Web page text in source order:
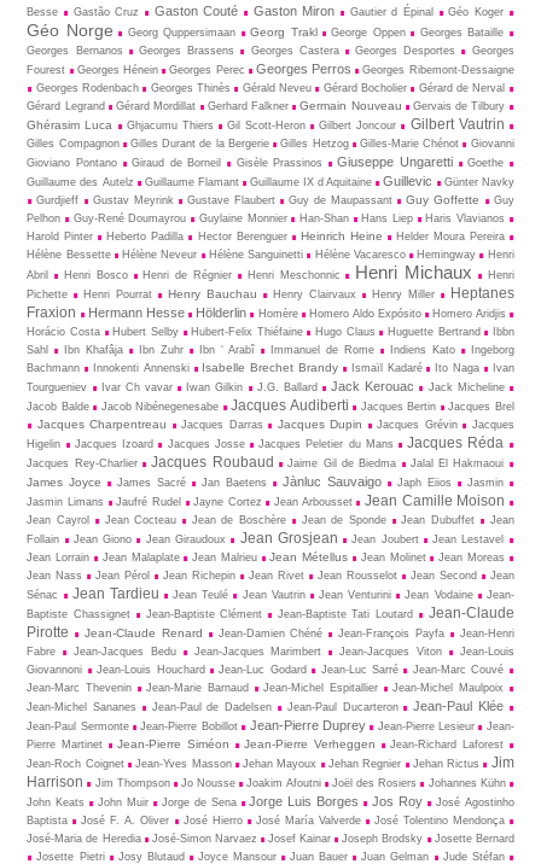
Besse
Gastão Cruz Gaston Couté Gaston Miron Gautier d Épinal Géo Koger
Géo Norge Georg Quppersimaan Georg Trakl George Oppen
Georges Bataille
Georges Bernanos
Georges Brassens Georges Castera Georges Desportes
Georges
Fourest
Georges Hénein Georges Perec Georges Perros
Georges Ribemont-Dessaigne
Georges Rodenbach
Georges Thinès Gérald Neveu Gérard Bocholier
Gérard de Nerval
Gérard Legrand
Gérard Mordillat Gerhard Falkner Germain Nouveau Gervais de Tilbury
Ghérasim Luca Ghjacumu Thiers Gil Scott-Heron Gilbert Joncour Gilbert Vautrin
Gilles Compagnon Gilles Durant de la Bergerie Gilles Hetzog Gilles-Marie Chénot
Giovanni
Gioviano Pontano
Giraud de Borneil Gisèle Prassinos Giuseppe Ungaretti
Goethe
Guillaume des Autelz
Guillaume Flamant Guillaume IX d Aquitaine Guillevic
Günter Navky
Gurdjieff
Gustav Meyrink Gustave Flaubert Guy de Maupassant Guy Goffette
Guy
Pelhon
Guy-René Dou­may­rou Guylaine Monnier Han-Shan Hans Liep
Haris Vlavianos
Harold Pinter
Heberto Padilla Hector Berenguer Heinrich Heine
Helder Moura Pereira
Hélène Bessette
Hélène Neveur Hélène Sanguinetti Hélène Vacaresco Hemingway
Henri
Abril
Henri Bosco Henri de Régnier Henri Meschonnic Henri Michaux
Henri
Pichette
Henri Pourrat Henry Bauchau Henry Clairvaux Henry Miller
Heptanes
Fraxion
Hermann Hesse Hölderlin Homère Homero Aldo Expósito
Homero Aridjis
Horácio Costa
Hubert Selby Hubert-Felix Thiéfaine Hugo Claus Huguette Bertrand
Ibbn
Sahl
Ibn Khafâja Ibn Zuhr Ibn ‘ Arabî Immanuel de Rome Indiens Kato
Ingeborg
Bachmann
Innokenti Annenski Isabelle Brechet Brandy Ismaïl Kadaré Ito Naga
Ivan
Tourgueniev
Ivar Ch vavar Iwan Gilkin J.G. Ballard Jack Kerouac
Jack Micheline
Jacob Balde
Jacob Nibénegenesabe Jacques Audiberti Jacques Bertin Jacques Brel
Jacques Charpentreau Jacques Darras Jacques Dupin Jacques Grévin
Jacques
Higelin
Jacques Izoard Jacques Josse Jacques Peletier du Mans Jacques Réda
Jacques Rey-Charlier Jacques Roubaud Jaime Gil de Biedma Jalal El Hakmaoui
James Joyce James Sacré Jan Baetens Jànluc Sauvaigo Japh Eiios
Jasmin
Jasmin Limans
Jaufré Rudel Jayne Cortez Jean Arbousset Jean Camille Moison
Jean Cayrol Jean Cocteau Jean de Boschère Jean de Sponde Jean Dubuffet
Jean
Follain
Jean Giono Jean Giraudoux Jean Grosjean Jean Joubert
Jean Lestavel
Jean Lorrain
Jean Malaplate Jean Malrieu Jean Métellus Jean Molinet
Jean Moreas
Jean Nass
Jean Pérol Jean Richepin Jean Rivet Jean Rousselot Jean Second
Jean
Sénac
Jean Tardieu Jean Teulé Jean Vautrin Jean Venturini Jean Vodaine
Jean-
Baptiste Chassignet
Jean-Baptiste Clément Jean-Baptiste Tati Loutard
Jean-Claude
Pirotte
Jean-Claude Renard Jean-Damien Chéné Jean-François Payfa
Jean-Henri
Fabre
Jean-Jacques Bedu Jean-Jacques Marimbert Jean-Jacques Viton
Jean-Louis
Giovannoni
Jean-Louis Houchard Jean-Luc Godard Jean-Luc Sarré
Jean-Marc Couvé
Jean-Marc Thevenin
Jean-Marie Barnaud Jean-Michel Espitallier
Jean-Michel Maulpoix
Jean-Michel Sananes
Jean-Paul de Dadelsen Jean-Paul Ducarteron Jean-Paul Klée
Jean-Paul Sermonte Jean-Pierre Bobillot Jean-Pierre Duprey Jean-Pierre Lesieur
Jean-
Pierre Martinet
Jean-Pierre Siméon Jean-Pierre Verheggen
Jean-Richard Laforest
Jean-Roch Coignet
Jean-Yves Masson Jehan Mayoux Jehan Regnier Jehan Rictus
Jim
Harrison
Jim Thompson Jo Nousse Joakim Afoutni Joël des Rosiers
Johannes Kühn
John Keats
John Muir Jorge de Sena Jorge Luis Borges Jos Roy
José Agostinho
Baptista
José F. A. Oliver José Hierro José María Valverde
José Tolentino Mendonça
José-Maria de Heredia
José-Simon Narvaez Josef Kainar Joseph Brodsky
Josette Bernard
Josette Pietri
Josy Blutaud Joyce Mansour Juan Bauer Juan Gelman Jude Stéfan